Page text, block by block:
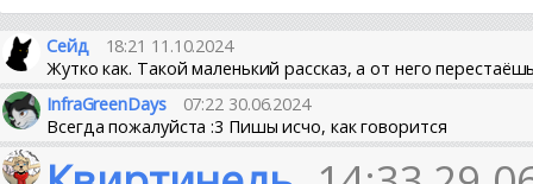
Сейд
18:21 11.10.2024
Жутко как. Такой маленький рассказ, а от него
InfraGreenDays
07:22 30.06.2024
Всегда пожалуйста :3 Пишы исчо, как говорится